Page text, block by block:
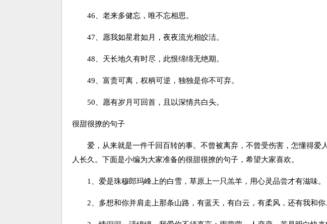
46、老来多健忘，唯不忘相思。
47、愿我如星君如月，夜夜流光相皎洁。
48、天长地久有时尽，此恨绵绵无绝期。
49、富贵可离，权柄可逆，独独是你不可弃。
50、愿有岁月可回首，且以深情共白头。
很甜很撩的句子
爱，从来就是一件千回百转的事。不曾被离弃，不曾受伤害，怎懂得爱
人长久。下面是小编为大家准备的很甜很撩的句子，希望大家喜欢。
1、爱是珠穆郎玛峰上的白雪，草原上一只羔羊，用心灵品尝才有滋味。
2、多想和你并肩走上那条山路，有蓝天，有白云，有柔风，还有我和你